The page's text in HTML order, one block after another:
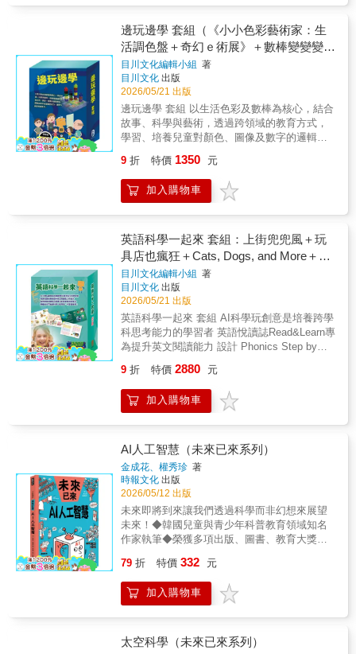
★2022-2024年榮獲「Hanuri（???）」必讀書
單入選 【閱讀指標】 關鍵字：#科學 #科技 #
科普 #科學教育 #科技教育 #想像力 #基因 #基
因組 #DNA #複製人 #未來 #兒童科普 ●教育議
題：資訊教育、科技教育、能源教育、國際教
育、閱讀素養。 ●核心素養：想像創造。 ●學
習領域：自然科學、科技、系統思考與解決問
題、規劃執行與創新應變、科技資訊與媒體素
養。 【適讀年齡】 ◎適合8-12歲自主閱讀。
世代的腳步，了解科學的發展過程與趨勢 以過
程導向（process-based）方式撰寫，從科學發
展的起源→現在→未來，強調基本原理的重要
性。3.科學知識x趣味插圖x延伸提問x多方位思
考 涵蓋20個科學重點主題，搭配鮮豔插圖
與趣味四格漫畫，帶領孩子從多方位深入思
考，探索宇宙與未來科技的新知。【獲獎紀
錄】★2019年榮獲「出版人會議優秀編輯圖書
獎」★2019年榮獲「《少年韓國》優秀兒童圖
書」★2019、2020、2023年榮獲「世宗圖書」
晨讀」閱讀運動推薦書★2021年榮獲韓國「年
度環境書」入選★2019、2021年榮獲「書種子
（???）」推薦★2021年榮獲韓國「學校圖書館
Soluny（???）」入選★2022-2024年榮獲
「Hanuri（???）」必讀書單入選【閱讀指標】
關鍵字：#科學 #科技 #科普 #科學教育 #科技
教育 #想像力 #深海 #海洋 #未來 #兒童科普●
教育議題：資訊教育、科技教育、能源教育、
國際教育、閱讀素養。●核心素養：想像創造。
●學習領域：自然科學、科技、系統思考與解決
問題、規劃執行與創新應變、科技資訊與媒體
素養。【適讀年齡】◎適合8-12歲自主閱讀。
原因？生物到底要多麼相像，才算是同一
「種」呢？從不可思議的美麗插畫開始，重新
認識不朽的經典─達爾文的《物種起源》。達爾
文於1859年出版的《物種起源》,在當時引起巨
大爭議，然而經過一百多年，他的觀點已經被
科學界普遍接受，這本為兒童改寫的《物種起
源》繪本，將原書中的篇章和重要觀點：「變
異」「適應」「天擇」「生命樹」「本能」
「遷徙」，改寫成孩子能夠理解的簡明內容，
再搭配風格別緻的插圖，讓孩子認識「演化
過這本改變世人對生命看法的重要鉅著。直到
今天，這本書仍然是科學家公認，改變世界的
偉大著作，如果你也對世界感到好奇，歡迎從
邊玩邊學 套組（《小小色彩藝術家：生
活調色盤＋奇幻ｅ術展》＋數棒變變變邏
輯故事學習組＋數智邏輯寶盒）
目川文化編輯小組 著
目川文化 出版
2026/05/21 出版
邊玩邊學 套組 以生活色彩及數棒為核心，結合
故事、科學與藝術，透過跨領域的教育方式，
學習、培養兒童對顏色、圖像及數字的邏輯思
列 本系列產品以孩子的日常生活為根本，從探
索跨領域的知識和原理開始，一步步陪伴孩子
提出假設，再到運用電腦編程驗證，進而發展
們汲取新知、親手編程，培養邁向新時代的關
鍵能力。 讀故事x認知力x思考力x動手做 【數
棒變變變】邏輯故事學習組 是一款特別設計的
故事遊戲書搭配一組數棒方塊（分別為1-10個
不同顏色）。在饒富趣味的情況下進行闖關，
藉著閱讀故事、思考遊戲、動手操做，從多元
學習中，得到6大能力發展： 1. 精細動作（小
肌肉發展） 2. 手眼協調 3. 邏輯思考 4. 認知能
力 5. 觀察力 6. 專注力 【邏輯數智寶盒】 【數
棒變變變】的姊妹作，其學習組包含 一、單冊
幼童認知學程。 ■近A4 開本，彩色圖示，
版面易讀、字體清晰。 ■成冊裝訂，圖卡
上直接操作，使用、收納都方便。 二、組合方
孩子小手操作。 ■9種顏色，搭配1-9的數
量，以具像物件操作學習抽象概念。 ■搭
配題目，數量剛剛好；又能自由拼圖、組裝，
靈活多變好玩。 ■無論想要帶著走、收納
都方便，不再有大型積木占空間的苦惱。 《小
小色彩藝術家－生活調色盤》小波一家趁著假
日回鄉下探望爺爺、奶奶，計畫好的踏青之旅
們和爺爺悠閒散步，陪奶奶愜意寫生；清澈的
藍天和美麗的彩虹，以及千變萬化的繪畫顏
料，都讓他們倍感好奇；顏色是怎麼產生的
呢？快加入小波和莉莉的色彩探索之旅！《小
待地跟著爺爺去看展覽，一幅幅神秘風格的畫
9 折 特價 1350 元
加入購物車
英語科學一起來 套組：上街兜兜風＋玩
具店也瘋狂＋Cats, Dogs, and More＋A
Big, Blue Marble＋The Alphabet＋Short
Vowels
目川文化編輯小組 著
目川文化 出版
2026/05/21 出版
英語科學一起來 套組 AI科學玩創意是培養跨學
科思考能力的學習者 英語悅讀誌Read&Learn專
為提升英文閱讀能力 設計 Phonics Step by
立 一套書帶著孩子們英語科學一起來，不要錯
過哦！ AI科學玩創意-小小光線設計師系列 這
個小系列共4本書，藉由生活中的各種光線，用
序漸進地引導孩子思考，在樂趣中找到屬於自
己的最佳解決方法。不僅可以讓親子與師生從
實作中學習，甚至可以從玩樂中建構具象思
維，厚植演算法實力；除了激發創造力，更能
培養團隊的共創精神。讓孩子輕輕鬆鬆從日常
生活中汲取AI與科普知識。 英語悅讀誌
Read&Learn系列 一系列主題導向、以知識型內
容與練習活動為特色的分級悅讀誌，引導讀者
建立良好的閱讀理解能力。悅讀誌系列涵蓋了
發，未來將延伸到社會、文化、歷史、科學及
其他應用面的學科，皆與孩子的學習發展歷程
環環相扣。  加贈一年電子書數位帳號，內含
發音拼讀Phonics Step by Step 系列 專為英文
9 折 特價 2880 元
加入購物車
AI人工智慧（未來已來系列）
金成花、權秀珍 著
時報文化 出版
2026/05/12 出版
未來即將到來讓我們透過科學而非幻想來展望
未來！◆韓國兒童與青少年科普教育領域知名
作家執筆◆榮獲多項出版、圖書、教育大獎與
事簡介】電影《魔鬼終結者》或《變形金剛》
中出現的強大人工智慧機器人，是否能在我們
的現實世界中見到呢？隨著科學家的探索精神
只是「巨大計算機」的電腦，如何隨著硬體技
79 折 特價 332 元
加入購物車
太空科學（未來已來系列）